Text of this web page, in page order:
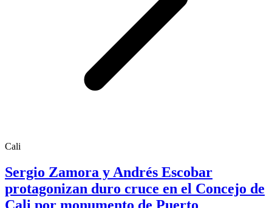
Cali
Sergio Zamora y Andrés Escobar
protagonizan duro cruce en el Concejo de